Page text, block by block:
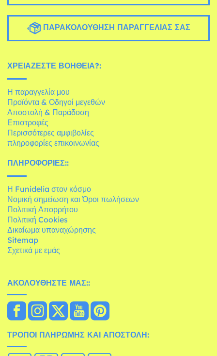
ΠΑΡΑΚΟΛΟΎΘΗΣΗ ΠΑΡΑΓΓΕΛΊΑΣ ΣΑΣ
ΧΡΕΙΆΖΕΣΤΕ ΒΟΉΘΕΙΑ?:
Η παραγγελία μου
Προϊόντα & Οδηγοί μεγεθών
Αποστολή & Παράδοση
Επιστροφές
Περισσότερες αμφιβολίες
πληροφορίες επικοινωνίας
ΠΛΗΡΟΦΟΡΊΕΣ::
Η Funidelia στον κόσμο
Νομική σημείωση και Όροι πωλήσεων
Πολιτική Απορρήτου
Πολιτική Cookies
Δικαίωμα υπαναχώρησης
Sitemap
Σχετικά με εμάς
ΑΚΟΛΟΥΘΉΣΤΕ ΜΑΣ::
ΤΡΌΠΟΙ ΠΛΗΡΩΜΉΣ ΚΑΙ ΑΠΟΣΤΟΛΉ: